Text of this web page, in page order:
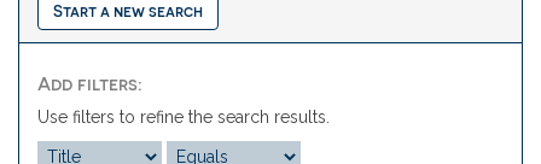
Start a new search
Add filters:
Use filters to refine the search results.